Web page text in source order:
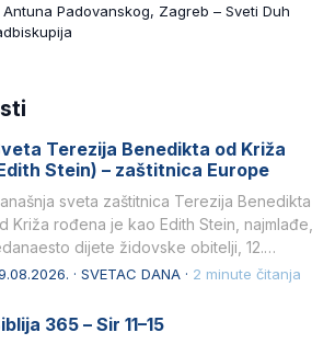
Padovanskog, Zagreb – Sveti Duh
Terezija Benedikta od Križa
Stein) – zaštitnica Europe
sveta zaštitnica Terezija Benedikta
Križa rođena je kao Edith Stein, najmlađe,
dijete židovske obitelji, 12.
1891, u Wrocławu…
· SVETAC DANA · 2 minute čitanja
365 – Sir 11–15